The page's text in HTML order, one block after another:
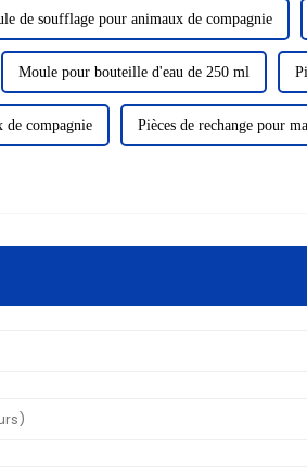
de soufflage pour animaux de compagnie
Moule pour bouteille d'eau de 250 ml
de compagnie Pièces de rechange pour